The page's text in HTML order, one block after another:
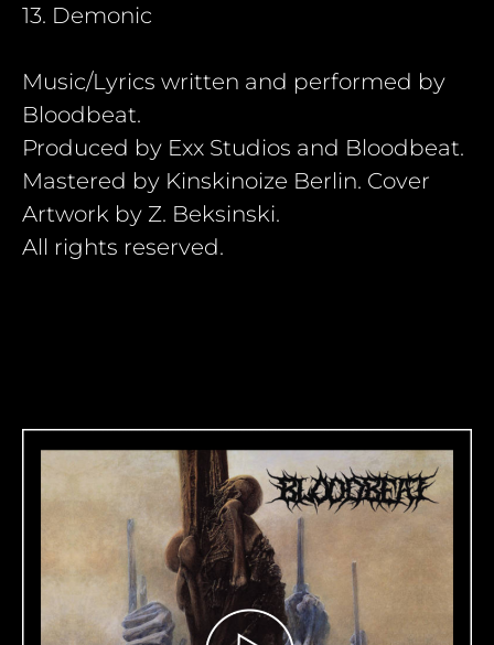
13. Demonic
Music/Lyrics written and performed by
Bloodbeat.
Produced by Exx Studios and Bloodbeat.
Mastered by Kinskinoize Berlin. Cover
Artwork by Z. Beksinski.
All rights reserved.